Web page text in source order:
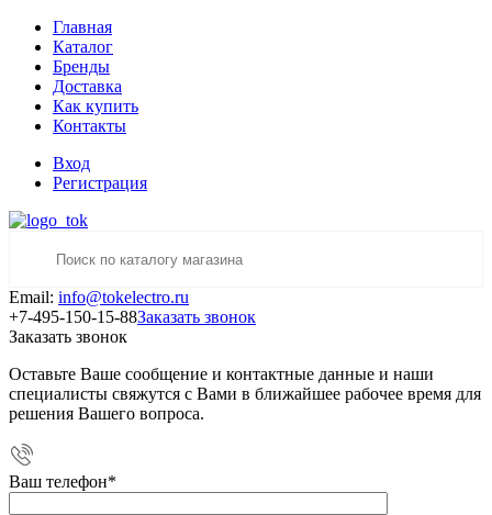
Главная
Каталог
Бренды
Доставка
Как купить
Контакты
Вход
Регистрация
Email: info@tokelectro.ru
+7-495-150-15-88Заказать звонок
Заказать звонок
Оставьте Ваше сообщение и контактные данные и наши
специалисты свяжутся с Вами в ближайшее рабочее время для
решения Вашего вопроса.
Ваш телефон*